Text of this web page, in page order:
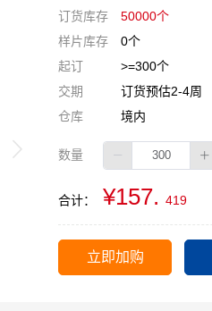
订货库存
50000个
样片库存
0个
起订
>=300个
交期
订货预估2-4周
仓库
境内
数量
合计： ¥157. 419
立即加购